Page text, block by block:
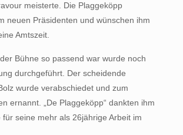
meisterte. Die Plaggeköpp
neuen Präsidenten und wünschen ihm
Amtszeit.
Bühne so passend war wurde noch
durchgeführt. Der scheidende
wurde verabschiedet und zum
ernannt. „De Plaggeköpp“ dankten ihm
für seine mehr als 26jährige Arbeit im